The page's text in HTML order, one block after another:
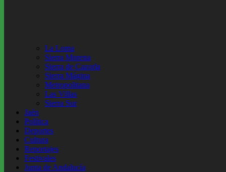
La Loma
Sierra Morena
Sierra de Cazorla
Sierra Mágina
Metropolitana
Las Villas
Sierra Sur
Jaén
Política
Deportes
Cultura
Reportajes
Festivales
Junta de Andalucía